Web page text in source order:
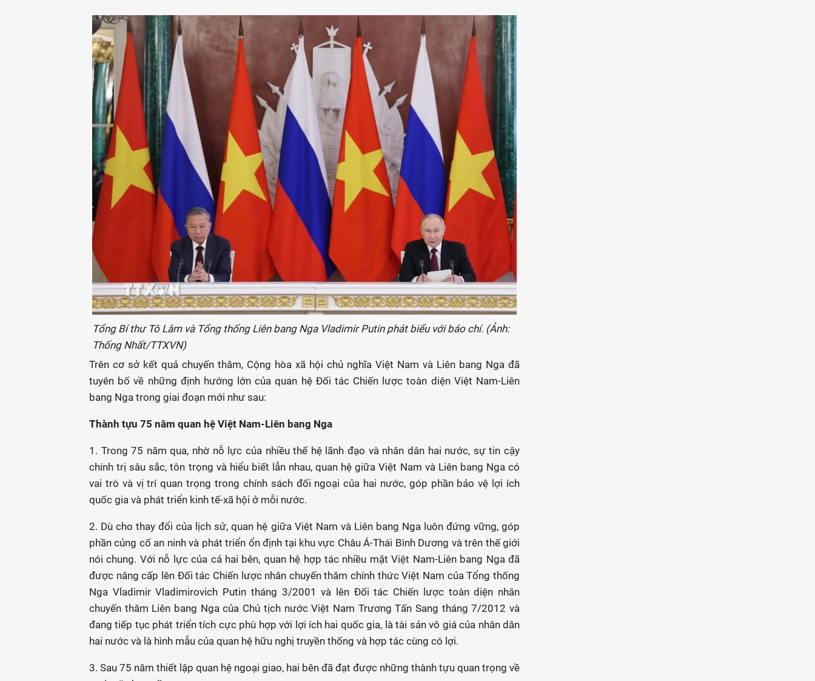
Tổng Bí thư Tô Lâm và Tổng thống Liên bang Nga Vladimir Putin phát biểu với báo chí. (Ảnh:
Thống Nhất/TTXVN)
Trên cơ sở kết quả chuyến thăm, Cộng hòa xã hội chủ nghĩa Việt Nam và Liên bang Nga đã
tuyên bố về những định hướng lớn của quan hệ Đối tác Chiến lược toàn diện Việt Nam-Liên
bang Nga trong giai đoạn mới như sau:
Thành tựu 75 năm quan hệ Việt Nam-Liên bang Nga
1. Trong 75 năm qua, nhờ nỗ lực của nhiều thế hệ lãnh đạo và nhân dân hai nước, sự tin cậy
chính trị sâu sắc, tôn trọng và hiểu biết lẫn nhau, quan hệ giữa Việt Nam và Liên bang Nga có
vai trò và vị trí quan trọng trong chính sách đối ngoại của hai nước, góp phần bảo vệ lợi ích
quốc gia và phát triển kinh tế-xã hội ở mỗi nước.
2. Dù cho thay đổi của lịch sử, quan hệ giữa Việt Nam và Liên bang Nga luôn đứng vững, góp
phần củng cố an ninh và phát triển ổn định tại khu vực Châu Á-Thái Bình Dương và trên thế giới
nói chung. Với nỗ lực của cả hai bên, quan hệ hợp tác nhiều mặt Việt Nam-Liên bang Nga đã
được nâng cấp lên Đối tác Chiến lược nhân chuyến thăm chính thức Việt Nam của Tổng thống
Nga Vladimir Vladimirovich Putin tháng 3/2001 và lên Đối tác Chiến lược toàn diện nhân
chuyến thăm Liên bang Nga của Chủ tịch nước Việt Nam Trương Tấn Sang tháng 7/2012 và
đang tiếp tục phát triển tích cực phù hợp với lợi ích hai quốc gia, là tài sản vô giá của nhân dân
hai nước và là hình mẫu của quan hệ hữu nghị truyền thống và hợp tác cùng có lợi.
3. Sau 75 năm thiết lập quan hệ ngoại giao, hai bên đã đạt được những thành tựu quan trọng về